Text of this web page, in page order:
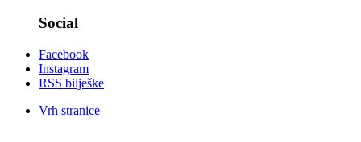
Social
Facebook
Instagram
RSS bilješke
Vrh stranice